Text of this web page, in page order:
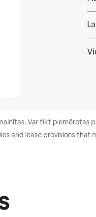
Var tikt piemērotas
and lease provisions